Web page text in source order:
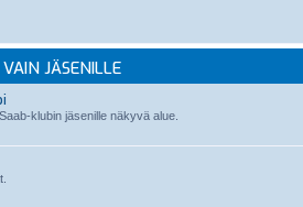
VAIN JÄSENILLE
klubin jäsenille näkyvä alue.